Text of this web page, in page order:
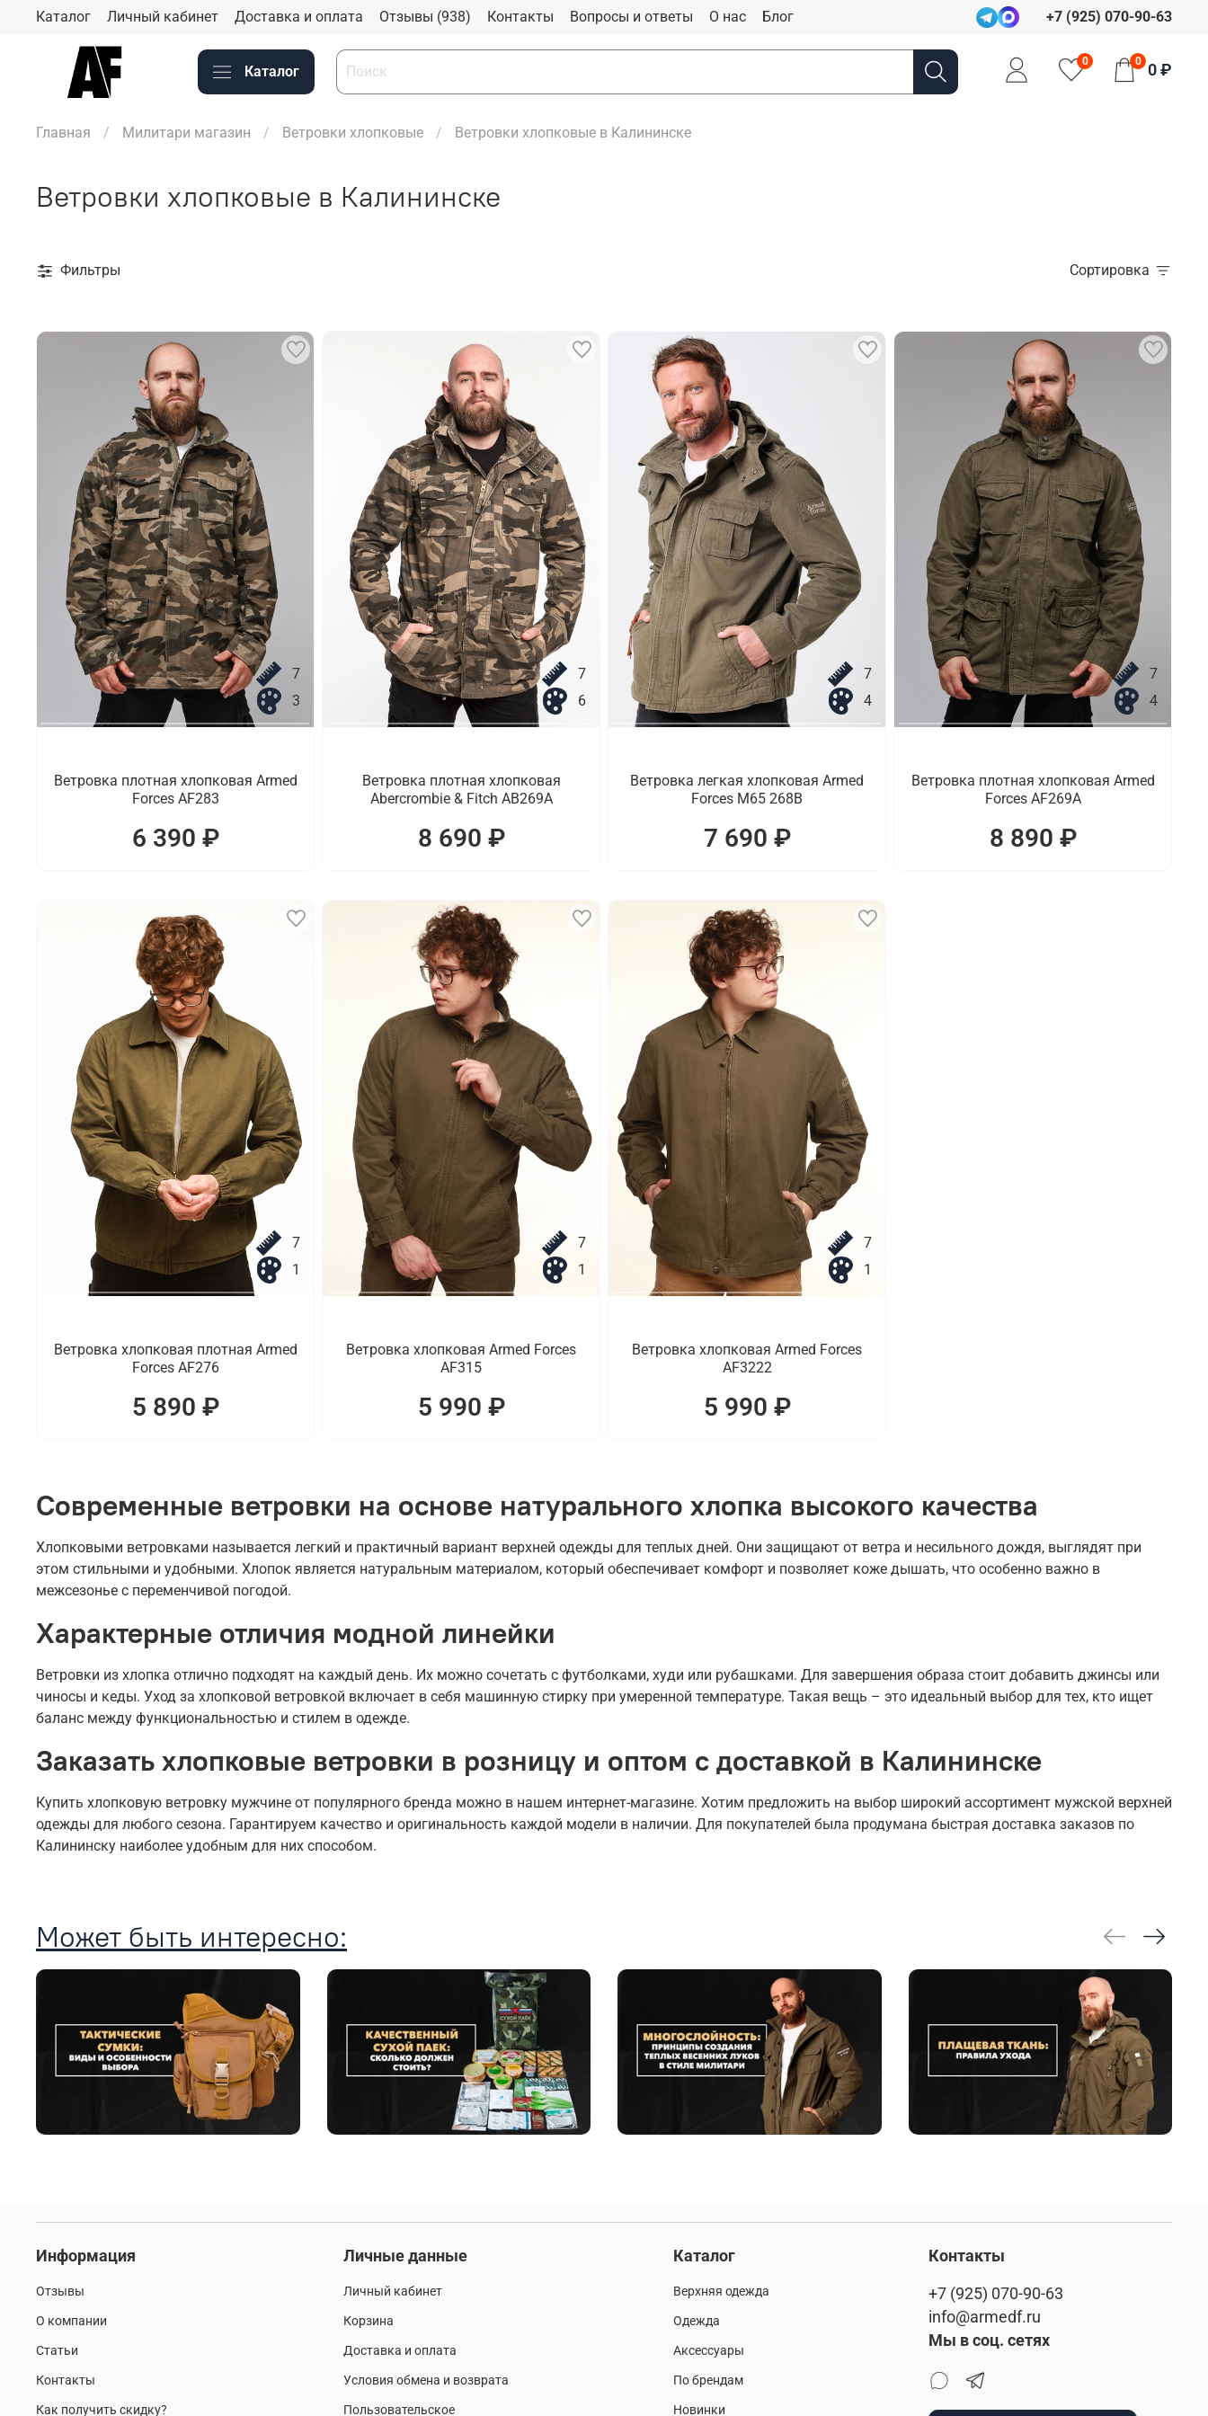
Каталог Личный кабинет Доставка и оплата Отзывы (938) Контакты Вопросы и ответы О нас Блог +7 (925) 070-90-63
Каталог
0 0 0 ₽
Главная Милитари магазин Ветровки хлопковые Ветровки хлопковые в Калининске
Ветровки хлопковые в Калининске
Фильтры Сортировка
7
3
Ветровка плотная хлопковая Armed
Forces AF283
6 390 ₽
7
6
Ветровка плотная хлопковая
Abercrombie & Fitch AB269A
8 690 ₽
7
4
Ветровка легкая хлопковая Armed
Forces M65 268B
7 690 ₽
7
4
Ветровка плотная хлопковая Armed
Forces AF269A
8 890 ₽
7
1
Ветровка хлопковая плотная Armed
Forces AF276
5 890 ₽
7
1
Ветровка хлопковая Armed Forces
AF315
5 990 ₽
7
1
Ветровка хлопковая Armed Forces
AF3222
5 990 ₽
Современные ветровки на основе натурального хлопка высокого качества
Хлопковыми ветровками называется легкий и практичный вариант верхней одежды для теплых дней. Они защищают от ветра и несильного дождя, выглядят при
этом стильными и удобными. Хлопок является натуральным материалом, который обеспечивает комфорт и позволяет коже дышать, что особенно важно в
межсезонье с переменчивой погодой.
Характерные отличия модной линейки
Ветровки из хлопка отлично подходят на каждый день. Их можно сочетать с футболками, худи или рубашками. Для завершения образа стоит добавить джинсы или
чиносы и кеды. Уход за хлопковой ветровкой включает в себя машинную стирку при умеренной температуре. Такая вещь – это идеальный выбор для тех, кто ищет
баланс между функциональностью и стилем в одежде.
Заказать хлопковые ветровки в розницу и оптом с доставкой в Калининске
Купить хлопковую ветровку мужчине от популярного бренда можно в нашем интернет-магазине. Хотим предложить на выбор широкий ассортимент мужской верхней
одежды для любого сезона. Гарантируем качество и оригинальность каждой модели в наличии. Для покупателей была продумана быстрая доставка заказов по
Калининску наиболее удобным для них способом.
Может быть интересно:
Информация
Отзывы
О компании
Статьи
Контакты
Как получить скидку?
Личные данные
Личный кабинет
Корзина
Доставка и оплата
Условия обмена и возврата
Пользовательское
Каталог
Верхняя одежда
Одежда
Аксессуары
По брендам
Новинки
Контакты
+7 (925) 070-90-63
info@armedf.ru
Мы в соц. сетях